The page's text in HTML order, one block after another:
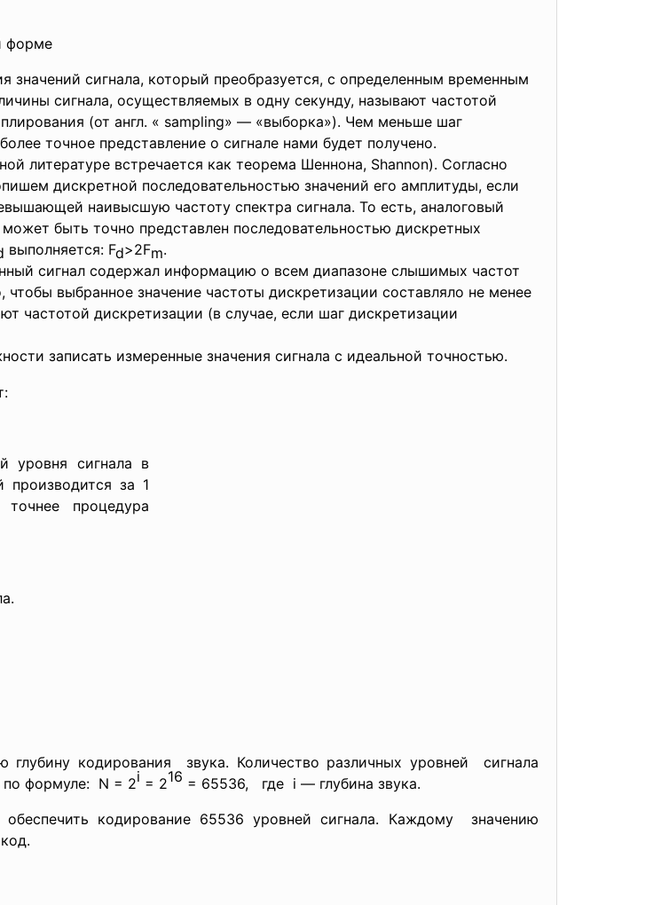
форме
сигнала, который преобразуется, с определенным временным
сигнала, осуществляемых в одну секунду, называют частотой
(от англ. « sampling» — «выборка»). Чем меньше шаг
точное представление о сигнале нами будет получено.
литературе встречается как теорема Шеннона, Shannon). Согласно
дискретной последовательностью значений его амплитуды, если
наивысшую частоту спектра сигнала. То есть, аналоговый
может быть точно представлен последовательностью дискретных
выполняется: Fd>2Fm.
сигнал содержал информацию о всем диапазоне слышимых частот
выбранное значение частоты дискретизации составляло не менее
частотой дискретизации (в случае, если шаг дискретизации
записать измеренные значения сигнала с идеальной точностью.
уровня сигнала в
за 1
процедура
кодирования звука. Количество различных уровней сигнала
по формуле: N = 2i = 216 = 65536, где i — глубина звука.
кодирование 65536 уровней сигнала. Каждому значению